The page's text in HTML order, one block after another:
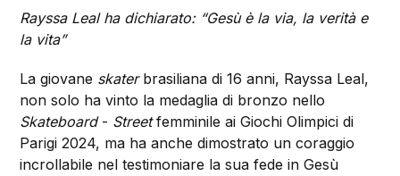
Rayssa Leal ha dichiarato: “Gesù è la via, la verità e
la vita”
La giovane skaterbrasiliana di 16 anni, Rayssa Leal,
non solo ha vinto la medaglia di bronzo nello
Skateboard- Streetfemminile ai Giochi Olimpici di
Parigi 2024, ma ha anche dimostrato un coraggio
incrollabile nel testimoniare la sua fede in Gesù